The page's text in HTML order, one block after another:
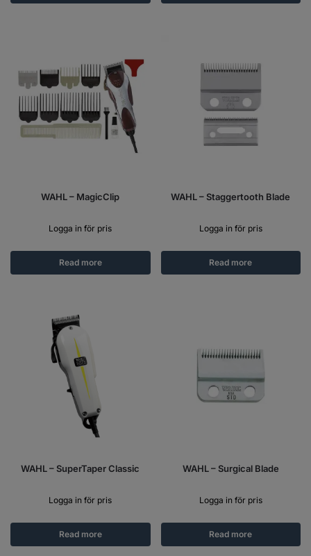
WAHL – MagicClip
Logga in för pris
Read more
WAHL – Staggertooth Blade
Logga in för pris
Read more
WAHL – SuperTaper Classic
Logga in för pris
Read more
WAHL – Surgical Blade
Logga in för pris
Read more